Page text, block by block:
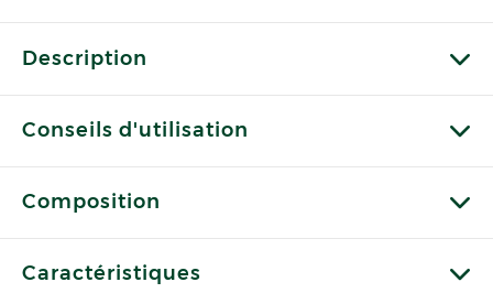
Description
Conseils d'utilisation
Composition
Caractéristiques